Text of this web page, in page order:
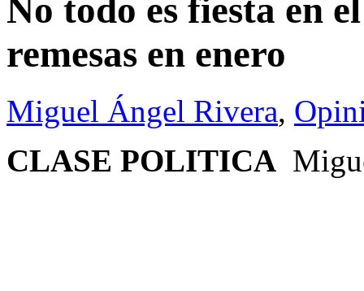
No todo es fiesta en
remesas en enero
Miguel Ángel Rivera,
CLASE POLITICA